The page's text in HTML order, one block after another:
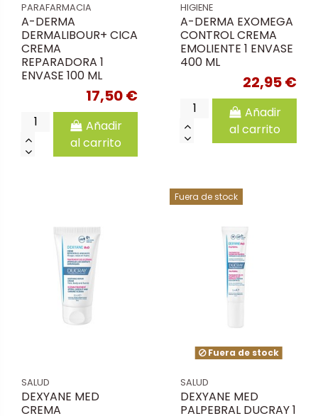
PARAFARMACIA
A-DERMA
DERMALIBOUR+ CICA
CREMA
REPARADORA 1
ENVASE 100 ML
17,50 €
Añadir
al carrito
HIGIENE
A-DERMA EXOMEGA
CONTROL CREMA
EMOLIENTE 1 ENVASE
400 ML
22,95 €
Añadir
al carrito
SALUD
DEXYANE MED
CREMA
Fuera de stock
Fuera de stock
SALUD
DEXYANE MED
PALPEBRAL DUCRAY 1